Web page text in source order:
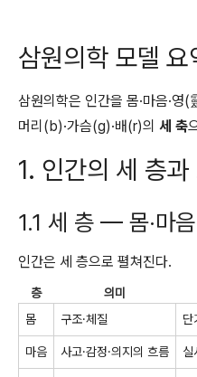
삼원의학 모델 요
삼원의학은 인간을 몸·마음·영(
머리(b)·가슴(g)·배(r)의 세 축
1. 인간의 세 층
1.1 세 층 — 몸·마음
인간은 세 층으로 펼쳐진다.
층 의미
몸
구조·체질 단
마음 사고·감정·의지의 흐름 실